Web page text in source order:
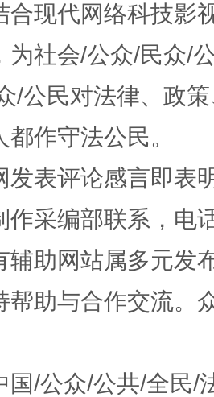
合现代网络科技影
为社会/公众/民众/
/公民对法律、政
作守法公民。
发表评论感言即表
作采编部联系，电
辅助网站属多元发
帮助与合作交流。
国/公众/公共/全民/